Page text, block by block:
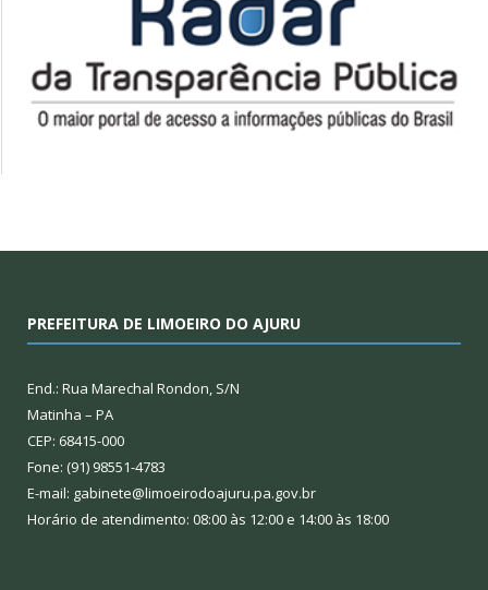
PREFEITURA DE LIMOEIRO DO AJURU
End.: Rua Marechal Rondon, S/N
Matinha – PA
CEP: 68415-000
Fone: (91) 98551-4783
E-mail: gabinete@limoeirodoajuru.pa.gov.br
Horário de atendimento: 08:00 às 12:00 e 14:00 às 18:00